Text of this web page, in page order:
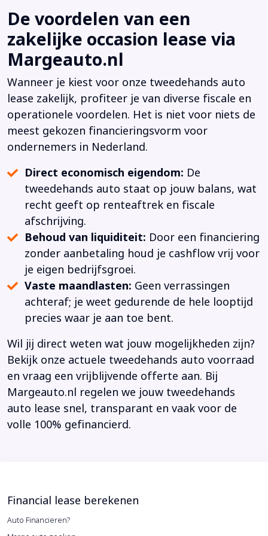
De voordelen van een
zakelijke occasion lease via
Margeauto.nl
Wanneer je kiest voor onze tweedehands auto
lease zakelijk, profiteer je van diverse fiscale en
operationele voordelen. Het is niet voor niets de
meest gekozen financieringsvorm voor
ondernemers in Nederland.
Direct economisch eigendom: De
tweedehands auto staat op jouw balans, wat
recht geeft op renteaftrek en fiscale
afschrijving.
Behoud van liquiditeit: Door een financiering
zonder aanbetaling houd je cashflow vrij voor
je eigen bedrijfsgroei.
Vaste maandlasten: Geen verrassingen
achteraf; je weet gedurende de hele looptijd
precies waar je aan toe bent.
Wil jij direct weten wat jouw mogelijkheden zijn?
Bekijk onze actuele tweedehands auto voorraad
en vraag een vrijblijvende offerte aan. Bij
Margeauto.nl regelen we jouw tweedehands
auto lease snel, transparant en vaak voor de
volle 100% gefinancierd.
Financial lease berekenen
Auto Financieren?